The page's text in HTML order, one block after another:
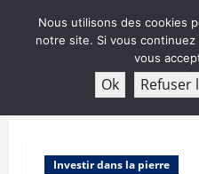
Investir dans la pierre
Nous utilisons des cookies
notre site. Si vous
vous
Ok Refuser